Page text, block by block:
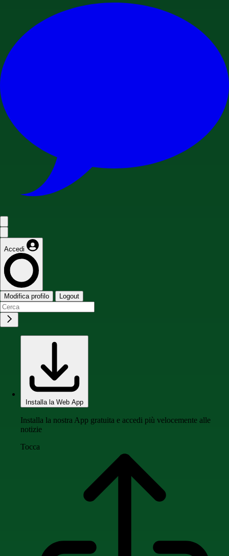
Accedi
Modifica profilo Logout
Installa la Web App
Installa la nostra App gratuita e accedi più velocemente alle
notizie
Tocca